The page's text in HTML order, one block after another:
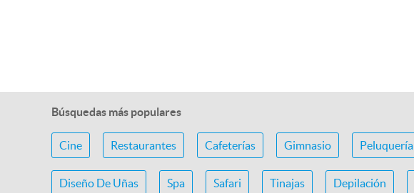
Búsquedas más populares
Cine Restaurantes Cafeterías Gimnasio Peluquería
Diseño De Uñas Spa Safari Tinajas Depilación